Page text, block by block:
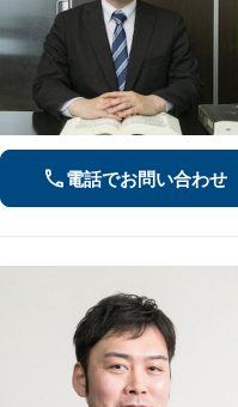
電話でお問い合わせ